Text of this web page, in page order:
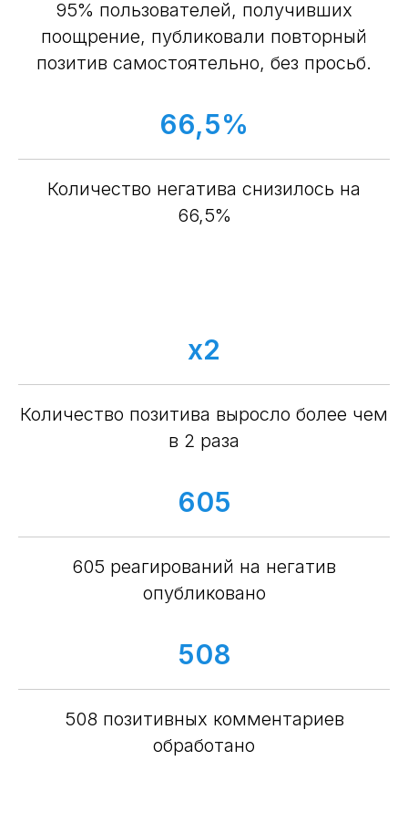
95% пользователей, получивших
поощрение, публиковали повторный
позитив самостоятельно, без просьб.
66,5%
Количество негатива снизилось на
66,5%
x2
Количество позитива выросло более чем
в 2 раза
605
605 реагирований на негатив
опубликовано
508
508 позитивных комментариев
обработано